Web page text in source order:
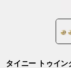
タイニー トゥイ